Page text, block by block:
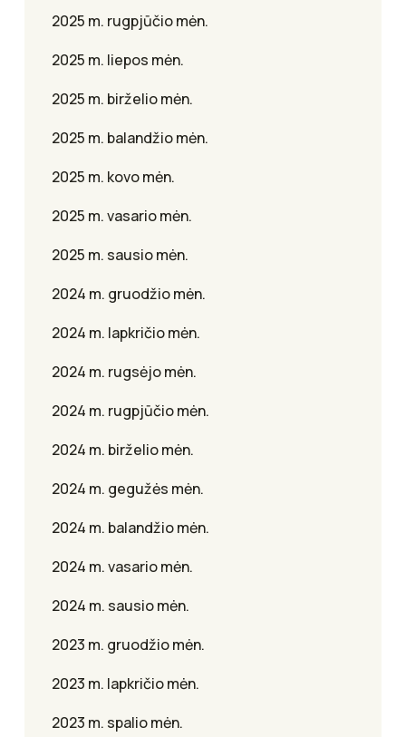
2025 m. rugpjūčio mėn.
2025 m. liepos mėn.
2025 m. birželio mėn.
2025 m. balandžio mėn.
2025 m. kovo mėn.
2025 m. vasario mėn.
2025 m. sausio mėn.
2024 m. gruodžio mėn.
2024 m. lapkričio mėn.
2024 m. rugsėjo mėn.
2024 m. rugpjūčio mėn.
2024 m. birželio mėn.
2024 m. gegužės mėn.
2024 m. balandžio mėn.
2024 m. vasario mėn.
2024 m. sausio mėn.
2023 m. gruodžio mėn.
2023 m. lapkričio mėn.
2023 m. spalio mėn.